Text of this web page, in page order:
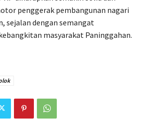
penggerak pembangunan nagari
sejalan dengan semangat
masyarakat Paninggahan.